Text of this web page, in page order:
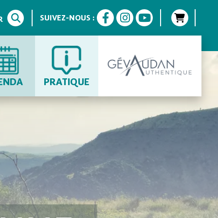
SUIVEZ-NOUS :
PRATIQUE